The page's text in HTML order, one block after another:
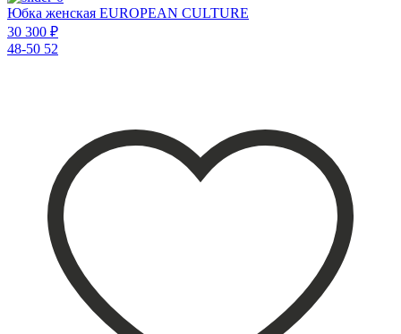
Юбка женская EUROPEAN CULTURE
30 300 ₽
48-50 52